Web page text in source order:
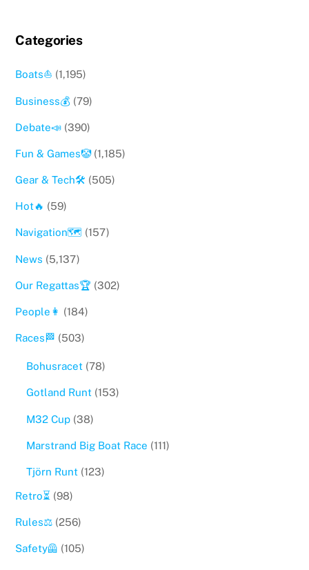
Categories
Boats⛵️ (1,195)
Business💰 (79)
Debate📣 (390)
Fun & Games🤡(1,185)
Gear & Tech🛠 (505)
Hot🔥 (59)
Navigation🗺 (157)
News (5,137)
Our Regattas🏆 (302)
People👩 (184)
Races🏁 (503)
Bohusracet(78)
Gotland Runt(153)
M32 Cup(38)
Marstrand Big Boat Race (111)
Tjörn Runt(123)
Retro⏳ (98)
Rules⚖️ (256)
Safety🦺 (105)